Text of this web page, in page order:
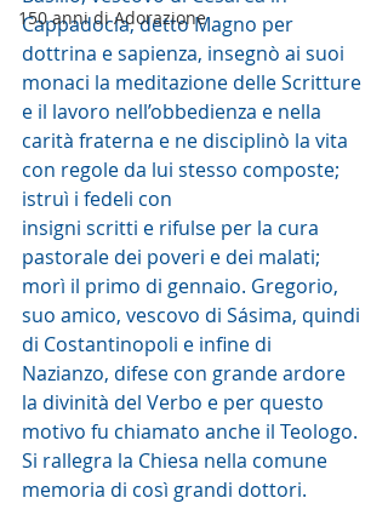
150 anni di Adorazione
Cappadocia, detto Magno per
dottrina e sapienza, insegnò ai suoi
monaci la meditazione delle Scritture
e il lavoro nell’obbedienza e nella
carità fraterna e ne disciplinò la vita
con regole da lui stesso composte;
istruì i fedeli con
insigni scritti e rifulse per la cura
pastorale dei poveri e dei malati;
morì il primo di gennaio. Gregorio,
suo amico, vescovo di Sásima, quindi
di Costantinopoli e infine di
Nazianzo, difese con grande ardore
la divinità del Verbo e per questo
motivo fu chiamato anche il Teologo.
Si rallegra la Chiesa nella comune
memoria di così grandi dottori.